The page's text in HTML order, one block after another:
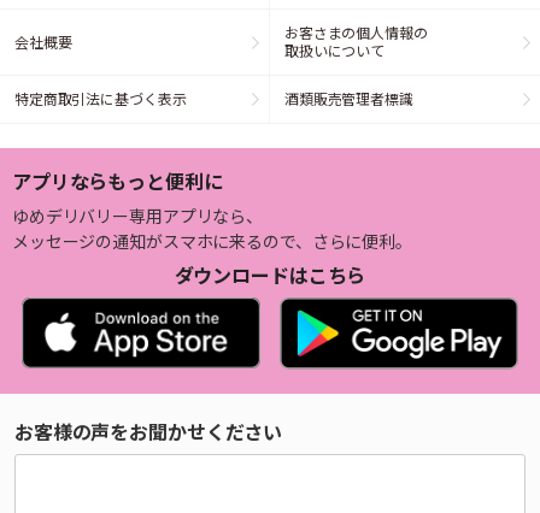
会社概要
お客さまの個人情報の
取扱いについて
特定商取引法に基づく表示 酒類販売管理者標識
アプリならもっと便利に
ゆめデリバリー専用アプリなら、
メッセージの通知がスマホに来るので、さらに便利。
ダウンロードはこちら
お客様の声をお聞かせください